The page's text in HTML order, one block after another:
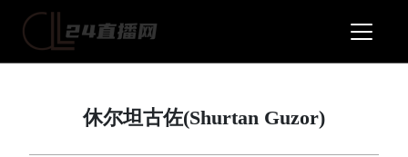
休尔坦古佐(Shurtan Guzor)